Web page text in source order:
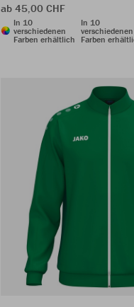
ab 45,00 CHF
In 10
verschiedenen
Farben erhältlich
In 10
verschiedenen
Farben